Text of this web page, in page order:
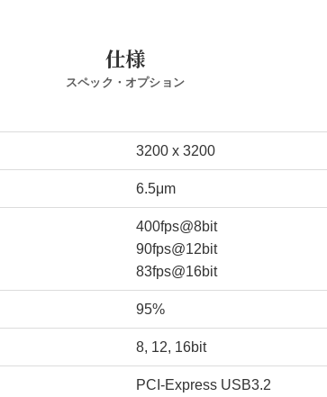
仕様
スペック・オプション
3200 x 3200
6.5μm
400fps@8bit
90fps@12bit
83fps@16bit
95%
8, 12, 16bit
PCI-Express USB3.2